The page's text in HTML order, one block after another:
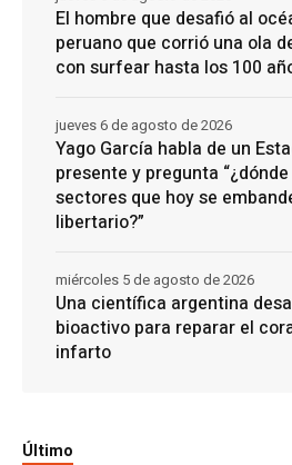
El hombre que desafió al
peruano que corrió una ola
con surfear hasta los 100
Yago García habla de un
presente y pregunta
sectores que hoy se
libertario?”
jueves 6 de agosto de 2026
Una científica argentina
bioactivo para reparar el
infarto
miércoles 5 de agosto de 2026
Último